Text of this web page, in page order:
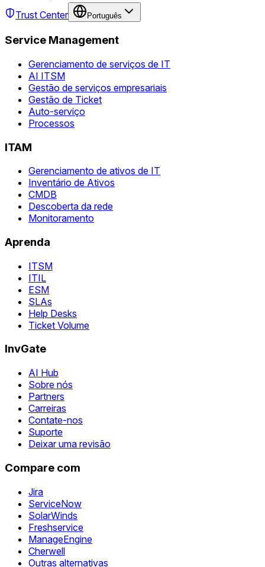
Trust Center Português
Service Management
Gerenciamento de serviços de IT
AI ITSM
Gestão de serviços empresariais
Gestão de Ticket
Auto-serviço
Processos
ITAM
Gerenciamento de ativos de IT
Inventário de Ativos
CMDB
Descoberta da rede
Monitoramento
Aprenda
ITSM
ITIL
ESM
SLAs
Help Desks
Ticket Volume
InvGate
AI Hub
Sobre nós
Partners
Carreiras
Contate-nos
Suporte
Deixar uma revisão
Compare com
Jira
ServiceNow
SolarWinds
Freshservice
ManageEngine
Cherwell
Outras alternativas